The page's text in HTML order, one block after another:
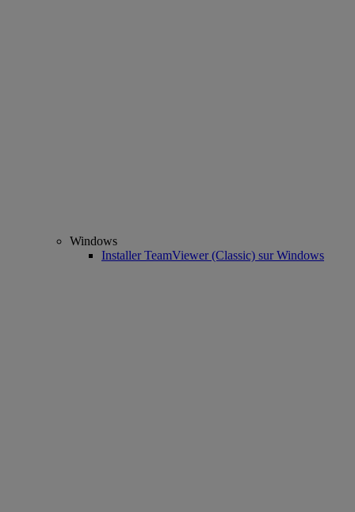
Windows
Installer TeamViewer (Classic) sur Windows